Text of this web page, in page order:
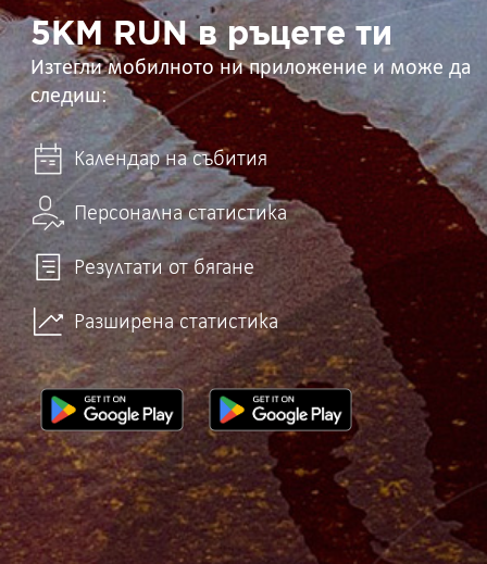
ти 5KM RUN в ръцете ти
Изтегли мобилното ни приложение и може да
следиш:
Календар на събития
Персонална статистика
Резултати от бягане
Разширена статистика